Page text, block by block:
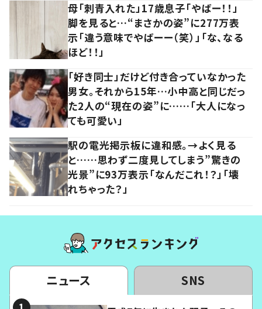
母「刺青入れた」17歳息子「やばー！！」
脚を見ると…“まさかの姿”に277万表
示「違う意味でやばーー（笑）」「な、なる
ほど！！」
「好き同士」だけど付き合っていなかった
男女。それから15年…小中高と同じだっ
た2人の“現在の姿”に……「大人になっ
ても可愛い」
駅の電光掲示板に違和感。→よく見る
と……思わず二度見してしまう”驚きの
光景”に93万表示「なんだこれ！？」「壊
れちゃった？」
ニュース SNS